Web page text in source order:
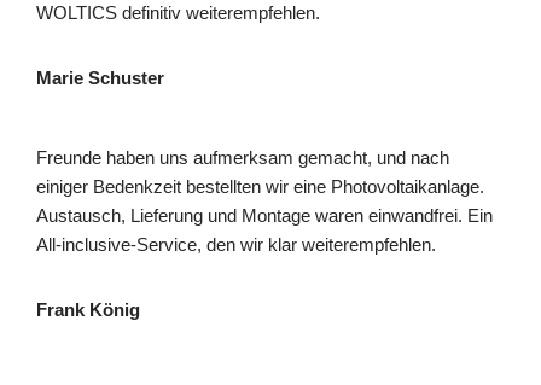
WOLTICS definitiv weiterempfehlen.
Marie Schuster
Freunde haben uns aufmerksam gemacht, und nach
einiger Bedenkzeit bestellten wir eine Photovoltaikanlage.
Austausch, Lieferung und Montage waren einwandfrei. Ein
All-inclusive-Service, den wir klar weiterempfehlen.
Frank König